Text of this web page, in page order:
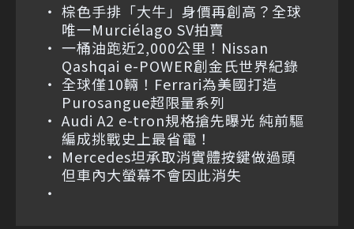
棕色手排「大牛」身價再創高？全球
唯一Murciélago SV拍賣
一桶油跑近2,000公里！Nissan
Qashqai e-POWER創金氏世界紀錄
全球僅10輛！Ferrari為美國打造
Purosangue超限量系列
Audi A2 e-tron規格搶先曝光 純前驅
編成挑戰史上最省電！
Mercedes坦承取消實體按鍵做過頭
但車內大螢幕不會因此消失